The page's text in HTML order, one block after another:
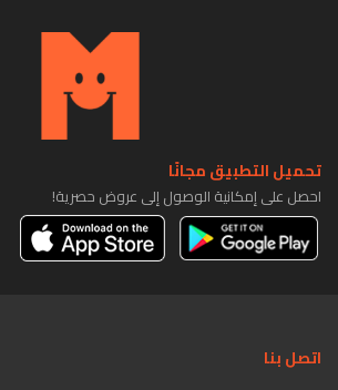
تحميل التطبيق مجانًا
احصل على إمكانية الوصول إلى عروض حصرية!
اتصل بنا